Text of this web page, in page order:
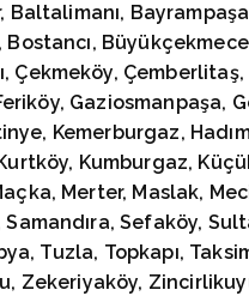
Baltalimanı,
Çekmeköy,
Gaziosmanpaşa,
Kemerburgaz,
Kurtköy, Kumburgaz,
Merter, Maslak,
Samandıra, Sefaköy,
Tuzla, Topkapı,
Zekeriyaköy,